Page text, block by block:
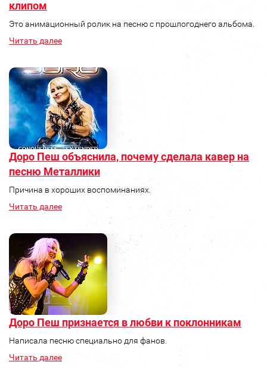
клипом
Это анимационный ролик на песню с прошлогоднего альбома.
Читать далее
Доро Пеш объяснила, почему сделала кавер на
песню Металлики
Причина в хороших воспоминаниях.
Читать далее
Доро Пеш признается в любви к поклонникам
Написала песню специально для фанов.
Читать далее